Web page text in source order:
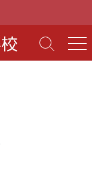
検
索
メ
ニ